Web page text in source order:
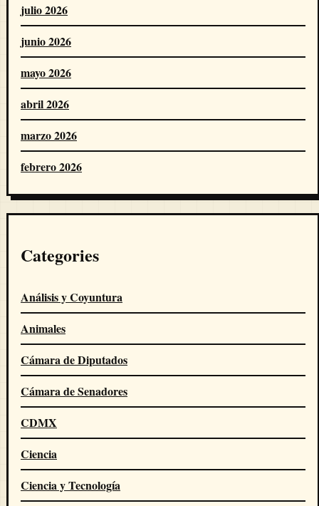
julio 2026
junio 2026
mayo 2026
abril 2026
marzo 2026
febrero 2026
Categories
Análisis y Coyuntura
Animales
Cámara de Diputados
Cámara de Senadores
CDMX
Ciencia
Ciencia y Tecnología